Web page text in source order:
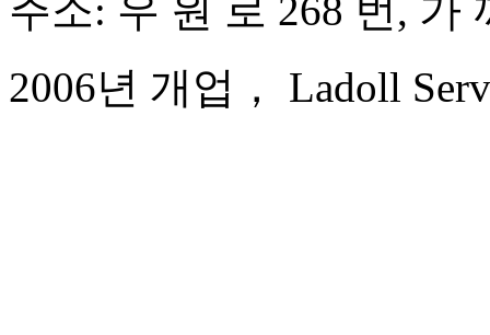
주소: 우 원 로 268 번, 가
2006년 개업， Ladoll